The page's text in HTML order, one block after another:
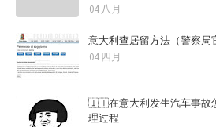
04 八月
意大利查居留方法（警察局
04 四月
🇮🇹在意大利发生汽车事故
理过程